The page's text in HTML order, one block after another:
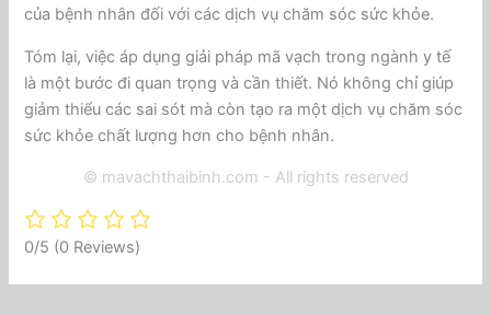
của bệnh nhân đối với các dịch vụ chăm sóc sức khỏe.
Tóm lại, việc áp dụng giải pháp mã vạch trong ngành y tế
là một bước đi quan trọng và cần thiết. Nó không chỉ giúp
giảm thiểu các sai sót mà còn tạo ra một dịch vụ chăm sóc
sức khỏe chất lượng hơn cho bệnh nhân.
© mavachthaibinh.com - All rights reserved
0/5 (0 Reviews)